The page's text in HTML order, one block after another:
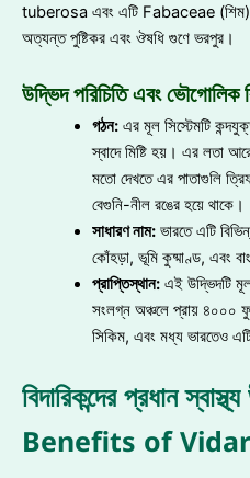
tuberosa এবং এটি Fabaceae (শিম)
অত্যন্ত পুষ্টিকর এবং ঔষধি গুণে ভরপুর।
উদ্ভিদ পরিচিতি এবং ভৌগোলিক
গঠন:এর মূল সিস্টেমটি
স্বাদে মিষ্টি হয়। এর লতা
মতো দেখতে এর পাতাগুলি
বেগুনি-নীল রঙের হয়ে থাকে।
সাধারণ নাম:ভারতে এটি
কোঁহড়া, ভূমি কুষ্মাণ্ড, এবং
প্রাপ্তিস্থান:এই উদ্ভিদটি
সংলগ্ন অঞ্চলে প্রায় ৪০০০
সিকিম, এবং মধ্য ভারতেও
বিদারিকন্দের প্রধান
Benefits of